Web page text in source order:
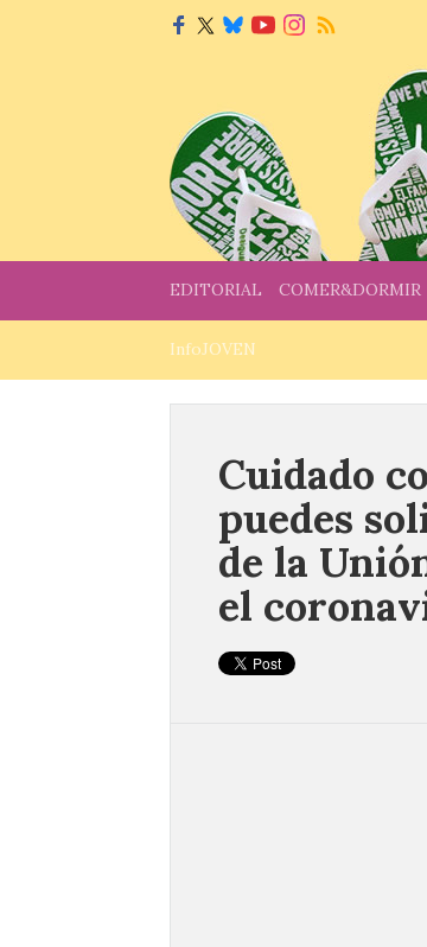
EDITORIAL COMER&DORMIR
InfoJOVEN
Cuidado
puedes
de la
el